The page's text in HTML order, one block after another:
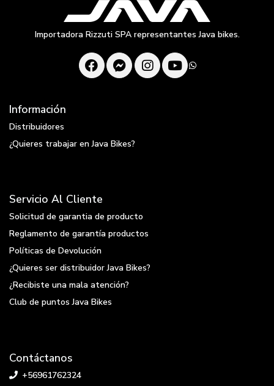
Importadora Rizzuti SPA representantes Java bikes.
Información
Distribuidores
¿Quieres trabajar en Java Bikes?
Servicio Al Cliente
Solicitud de garantia de producto
Reglamento de garantía productos
Políticas de Devolución
¿Quieres ser distribuidor Java Bikes?
¿Recibiste una mala atención?
Club de puntos Java Bikes
Contáctanos
+56961762324